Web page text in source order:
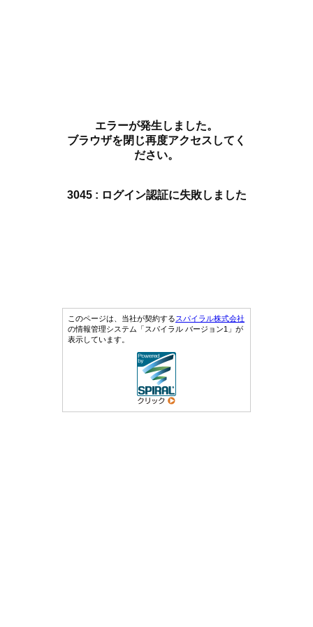
エラーが発生しました。
ブラウザを閉じ再度アクセスしてく
ださい。
3045 : ログイン認証に失敗しました
このページは、当社が契約するスパイラル株式会社
の情報管理システム「スパイラル バージョン1」が
表示しています。